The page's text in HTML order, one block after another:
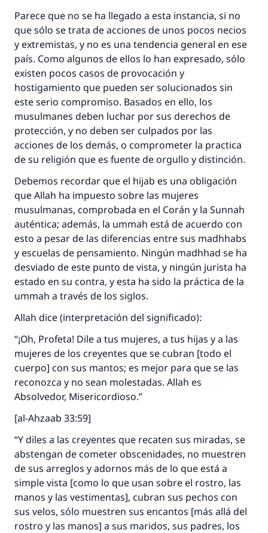
Parece que no se ha llegado a esta instancia, si no
que sólo se trata de acciones de unos pocos necios
y extremistas, y no es una tendencia general en ese
país. Como algunos de ellos lo han expresado, sólo
existen pocos casos de provocación y
hostigamiento que pueden ser solucionados sin
este serio compromiso. Basados en ello, los
musulmanes deben luchar por sus derechos de
protección, y no deben ser culpados por las
acciones de los demás, o comprometer la practica
de su religión que es fuente de orgullo y distinción.
Debemos recordar que el hijab es una obligación
que Allah ha impuesto sobre las mujeres
musulmanas, comprobada en el Corán y la Sunnah
auténtica; además, la ummah está de acuerdo con
esto a pesar de las diferencias entre sus madhhabs
y escuelas de pensamiento. Ningún madhhad se ha
desviado de este punto de vista, y ningún jurista ha
estado en su contra, y esta ha sido la práctica de la
ummah a través de los siglos.
Allah dice (interpretación del significado):
“¡Oh, Profeta! Dile a tus mujeres, a tus hijas y a las
mujeres de los creyentes que se cubran [todo el
cuerpo] con sus mantos; es mejor para que se las
reconozca y no sean molestadas. Allah es
Absolvedor, Misericordioso.”
[al-Ahzaab 33:59]
“Y diles a las creyentes que recaten sus miradas, se
abstengan de cometer obscenidades, no muestren
de sus arreglos y adornos más de lo que está a
simple vista [como lo que usan sobre el rostro, las
manos y las vestimentas], cubran sus pechos con
sus velos, sólo muestren sus encantos [más allá del
rostro y las manos] a sus maridos, sus padres, los